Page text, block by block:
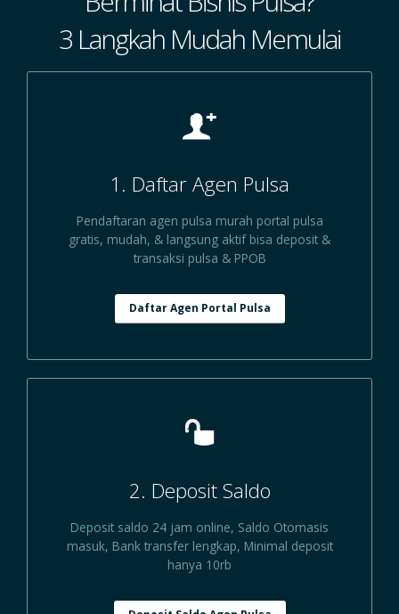
3 Langkah Mudah Memulai
1. Daftar Agen Pulsa
Pendaftaran agen pulsa murah portal pulsa
gratis, mudah, & langsung aktif bisa deposit &
transaksi pulsa & PPOB
Daftar Agen Portal Pulsa
2. Deposit Saldo
Deposit saldo 24 jam online, Saldo Otomasis
masuk, Bank transfer lengkap, Minimal deposit
hanya 10rb